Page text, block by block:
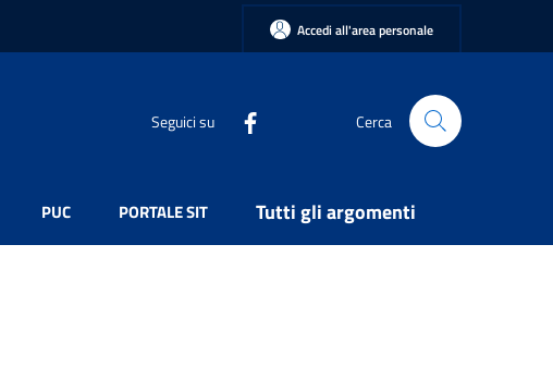
Accedi all'area personale
Seguici su Cerca
PUC PORTALE SIT Tutti gli argomenti